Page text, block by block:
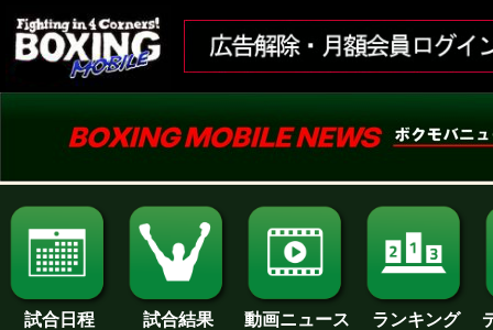
試合日程 試合結果 動画ニュース ランキング